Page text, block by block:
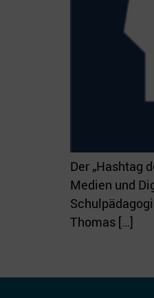
Der „Hashtag
Medien und
Thomas […]